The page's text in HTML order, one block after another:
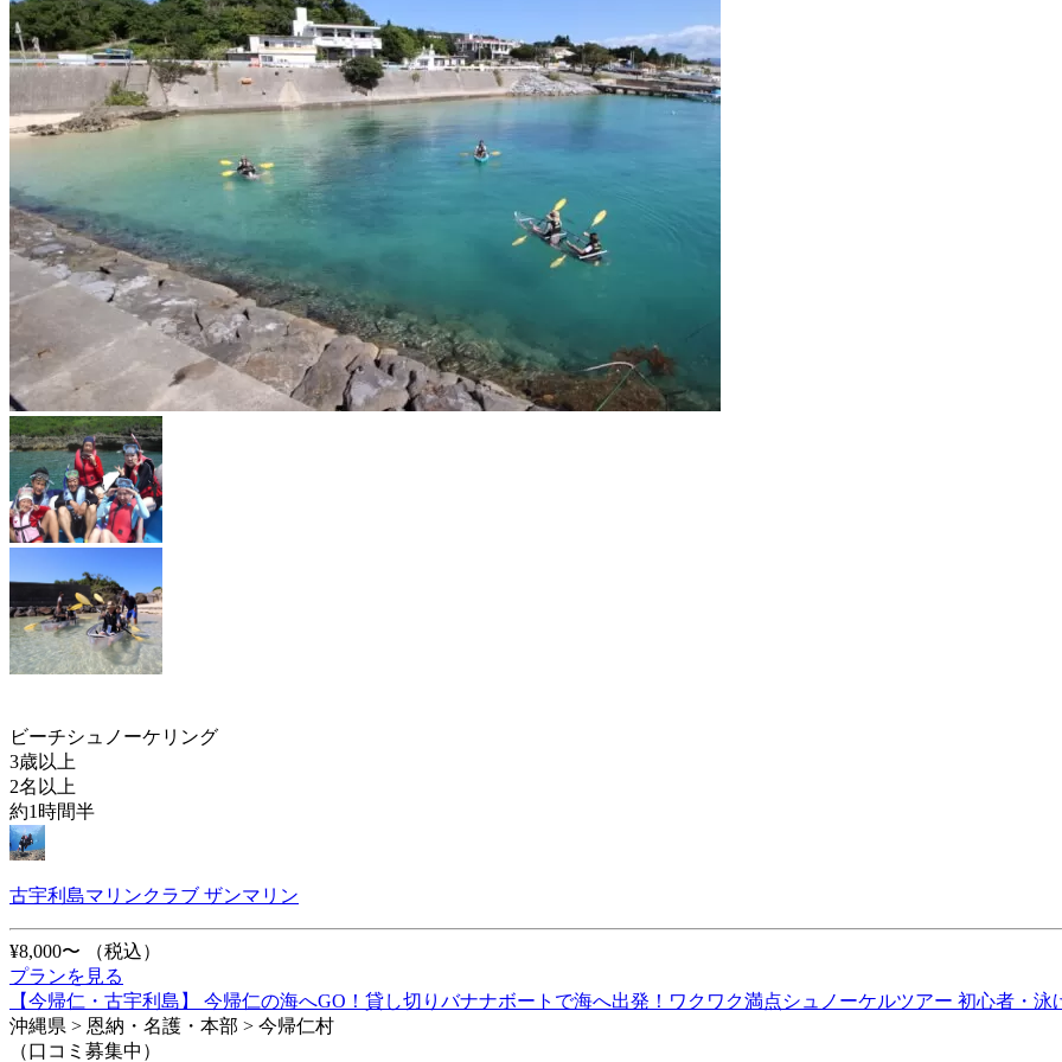
ビーチシュノーケリング
3歳以上
2名以上
約1時間半
古宇利島マリンクラブ ザンマリン
¥8,000〜
（税込）
プランを見る
【今帰仁・古宇利島】 今帰仁の海へGO！貸し切りバナナボートで海へ出発！ワクワク満点シュノーケルツアー 初心者・泳
沖縄県 > 恩納・名護・本部 > 今帰仁村
（口コミ募集中）